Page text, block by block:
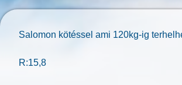
Salomon kötéssel ami 120kg-ig
R:15,8